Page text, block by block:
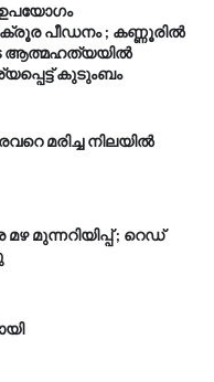
ഉപയോഗം
പീഡനം ; കണ്ണൂരിൽ
ആത്മഹത്യയിൽ
കുടുംബം
മരിച്ച നിലയിൽ
മുന്നറിയിപ്പ് ; റെഡ്